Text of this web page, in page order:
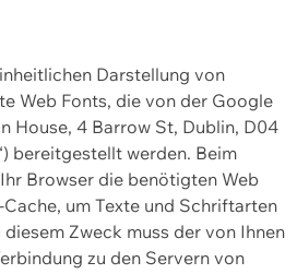
Darstellung von
Web Fonts, die von der Google
House, 4 Barrow St, Dublin, D04
bereitgestellt werden. Beim
Browser die benötigten Web
um Texte und Schriftarten
Zweck muss der von Ihnen
zu den Servern von